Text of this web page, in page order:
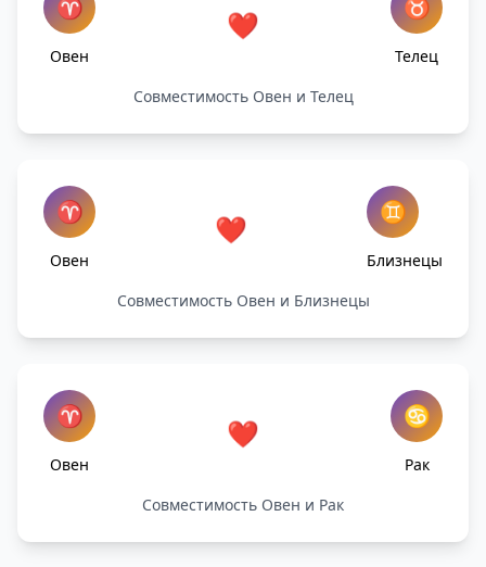
♈
Овен
❤️ ♉
Телец
Совместимость Овен и Телец
♈
Овен
❤️ ♊
Близнецы
Совместимость Овен и Близнецы
♈
Овен
❤️ ♋
Рак
Совместимость Овен и Рак